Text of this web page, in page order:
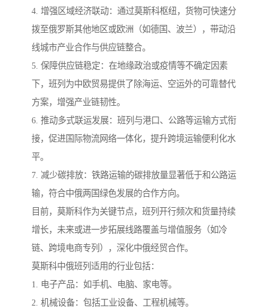
4. 增强区域经济联动：通过莫斯科枢纽，货物可快速分
拨至俄罗斯其他地区或欧洲（如德国、波兰），带动沿
线城市产业合作与供应链整合。
5. 保障供应链稳定：在地缘政治或疫情等不确定因素
下，班列为中欧贸易提供了除海运、空运外的可靠替代
方案，增强产业链韧性。
6. 推动多式联运发展：班列与港口、公路等运输方式衔
接，促进国际物流网络一体化，提升跨境运输便利化水
平。
7. 减少碳排放：铁路运输的碳排放量显著低于和公路运
输，符合中俄两国绿色发展的合作方向。
目前，莫斯科作为关键节点，班列开行频次和货量持续
增长，未来或进一步拓展线路覆盖与增值服务（如冷
链、跨境电商专列），深化中俄经贸合作。
莫斯科中俄班列适用的行业包括：
1. 电子产品：如手机、电脑、家电等。
2. 机械设备：包括工业设备、工程机械等。